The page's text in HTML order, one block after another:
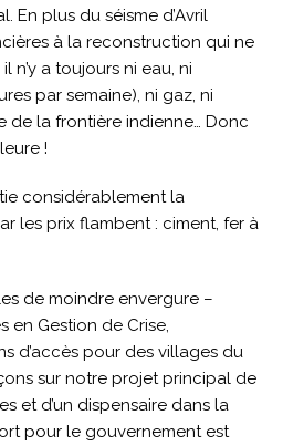
En plus du séisme d’Avril
à la reconstruction qui ne
n’y a toujours ni eau, ni
par semaine), ni gaz, ni
de la frontière indienne… Donc
!
considérablement la
les prix flambent : ciment, fer à
de moindre envergure –
en Gestion de Crise,
d’accès pour des villages du
sur notre projet principal de
et d’un dispensaire dans la
pour le gouvernement est